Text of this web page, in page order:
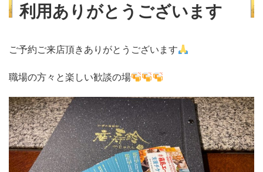
利用ありがとうございます
ご予約ご来店頂きありがとうございます
職場の方々と楽しい歓談の場